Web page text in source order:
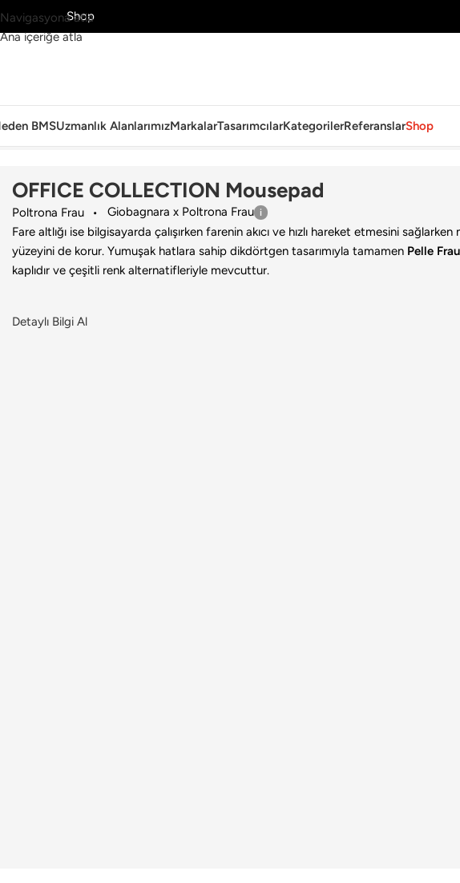
Navigasyona atla
Ana içeriğe atla
KeşfetShop
BMSUzmanlık AlanlarımızMarkalarTasarımcılarKategorilerReferanslarShop
Ana Sayfa›Ofis›Aksesuar›Poltrona Frau›OFFICE COLLECTION Mousepad
OFFICE COLLECTION Mousepad
Poltrona Frau
Giobagnara x Poltrona Frau
Fare altlığı ise bilgisayarda çalışırken farenin akıcı ve hızlı hareket etmesini sağlarken
yüzeyini de korur. Yumuşak hatlara sahip dikdörtgen tasarımıyla tamamen Pelle
kaplıdır ve çeşitli renk alternatifleriyle mevcuttur.
Detaylı Bilgi Al